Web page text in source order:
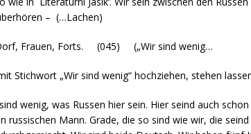
– (…Lachen)
Frauen, Forts. (045) („Wir sind wenig…
Stichwort „Wir sind wenig“ hochziehen, stehen
wenig, was Russen hier sein. Hier seind auch
russischen Mann. Grade, die so sind wie wir, die